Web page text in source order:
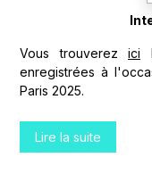
Vous trouverez ici
enregistrées à
Paris 2025.
Lire la suite